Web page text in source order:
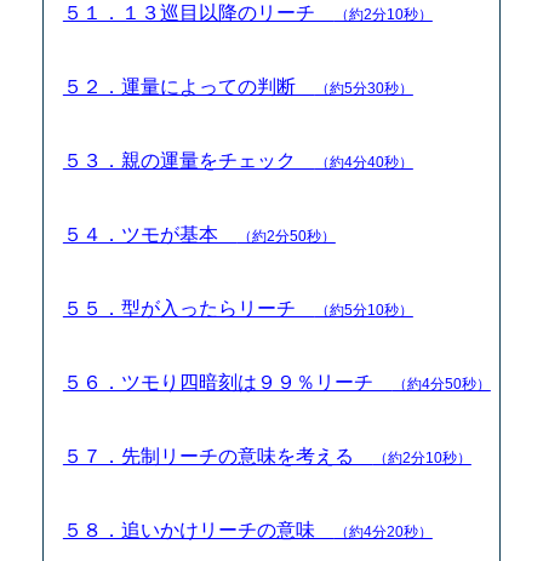
５１．１３巡目以降のリーチ （約2分10秒）
５２．運量によっての判断 （約5分30秒）
５３．親の運量をチェック （約4分40秒）
５４．ツモが基本 （約2分50秒）
５５．型が入ったらリーチ （約5分10秒）
５６．ツモり四暗刻は９９％リーチ （約4分50秒）
５７．先制リーチの意味を考える （約2分10秒）
５８．追いかけリーチの意味 （約4分20秒）